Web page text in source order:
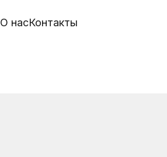
О насКонтакты